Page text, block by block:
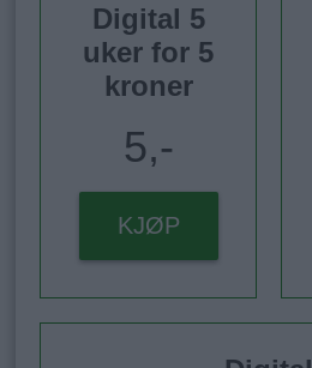
Digital 5
uker for 5
kroner
5,-
KJØP